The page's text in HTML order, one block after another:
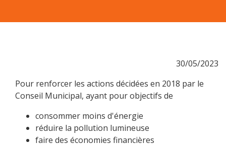
30/05/2023
Pour renforcer les actions décidées en 2018 par le
Conseil Municipal, ayant pour objectifs de
consommer moins d'énergie
réduire la pollution lumineuse
faire des économies financières